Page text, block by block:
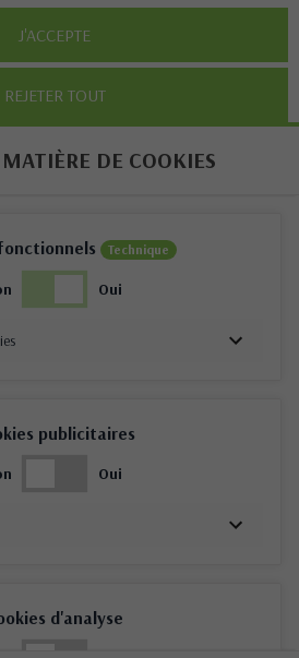
REJETER TOUT
J'ACCEPTE
DE COOKIES
Technique
Oui
publicitaires
Oui
d'analyse